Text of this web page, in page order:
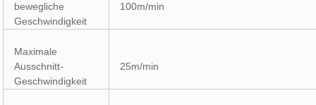
bewegliche
Geschwindigkeit
100m/min
Maximale
Ausschnitt-
Geschwindigkeit
25m/min